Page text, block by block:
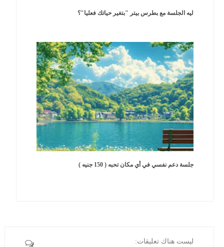
ليه الجلسة مع بطرس بيتر "بتغير حياتك فعليا"؟
جلسة دعم نفسي في أي مكان تحبه ( 150 جنيه )
ليست هناك تعليقات: